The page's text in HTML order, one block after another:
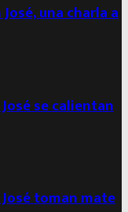
una charla a
se calientan
toman mate